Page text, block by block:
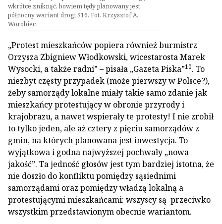
wkrótce zniknąć, bowiem tędy planowany jest
północny wariant drogi S16. Fot. Krzysztof A.
Worobiec
„Protest mieszkańców popiera również burmistrz
Orzysza Zbigniew Włodkowski, wicestarosta Marek
Wysocki, a także radni” – pisała „Gazeta Piska”10. To
niezbyt częsty przypadek (może pierwszy w Polsce?),
żeby samorządy lokalne miały takie samo zdanie jak
mieszkańcy protestujący w obronie przyrody i
krajobrazu, a nawet wspierały te protesty! I nie zrobił
to tylko jeden, ale aż cztery z pięciu samorządów z
gmin, na których planowana jest inwestycja. To
wyjątkowa i godna najwyższej pochwały „nowa
jakość”. Ta jedność głosów jest tym bardziej istotna, że
nie doszło do konfliktu pomiędzy sąsiednimi
samorządami oraz pomiędzy władzą lokalną a
protestującymi mieszkańcami: wszyscy są przeciwko
wszystkim przedstawionym obecnie wariantom.